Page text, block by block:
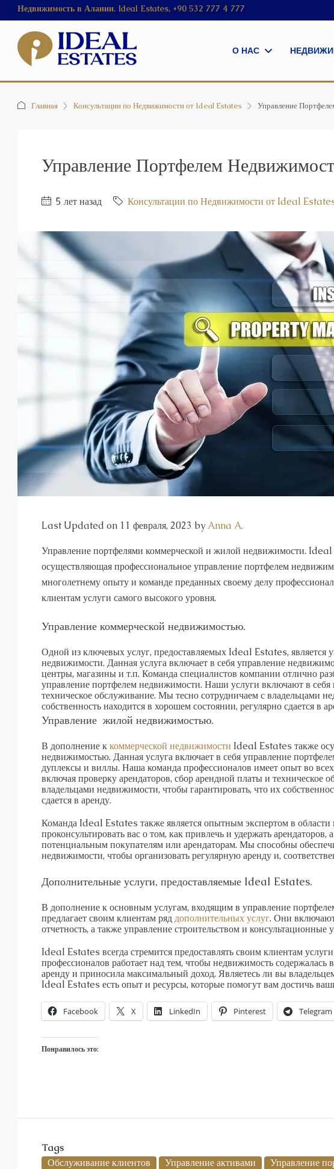
Недвижимость в Алании. Ideal Estates, +90 532 777 4 777
О НАС
Главная Консультации по Недвижимости от Ideal Estates Управление
Управление Портфелем
5 лет назад Консультации по Недвижимости от Ideal
Last Updated on 11 февраля, 2023 byAnna A.
Управление портфелями коммерческой и жилой недвижимости.
осуществляющая профессиональное управление портфелем
многолетнему опыту и команде преданных своему делу
клиентам услуги самого высокого уровня.
Управление коммерческой недвижимостью.
Одной из ключевых услуг, предоставляемых Ideal Estates, является
недвижимости. Данная услуга включает в себя управление
центры, магазины и т.п. Команда специалистов компании отлично
управление портфелем недвижимости. Наши услуги включают в себя
техническое обслуживание. Мы тесно сотрудничаем с владельцами
собственность находится в хорошем состоянии, регулярно сдается в
Управление жилой недвижимостью.
В дополнение ккоммерческой недвижимости Ideal Estates также
недвижимостью. Данная услуга включает в себя управление
дуплексы и виллы. Наша команда профессионалов имеет опыт во
включая проверку арендаторов, сбор арендной платы и техническое
владельцами недвижимости, чтобы гарантировать, что их
сдается в аренду.
Команда Ideal Estates также является опытным экспертом в
проконсультировать вас о том, как привлечь и удержать
потенциальным покупателям или арендаторам. Мы способны
недвижимости, чтобы организовать регулярную аренду и,
Дополнительные услуги, предоставляемые Ideal Estates.
В дополнение к основным услугам, входящим в управление
предлагает своим клиентам ряддополнительных услуг. Они
отчетность, а также управление строительством и консультационные
Ideal Estates всегда стремится предоставлять своим клиентам
профессионалов работает над тем, чтобы недвижимость содержалась
аренду и приносила максимальный доход. Являетесь ли вы
Ideal Estates есть опыт и ресурсы, которые помогут вам достичь
Facebook X LinkedIn Pinterest Telegram
Понравилось это:
Tags
Обслуживание клиентов
Управление активами
Управление
Элитный жилой комплекс
1, 2, 3, 4